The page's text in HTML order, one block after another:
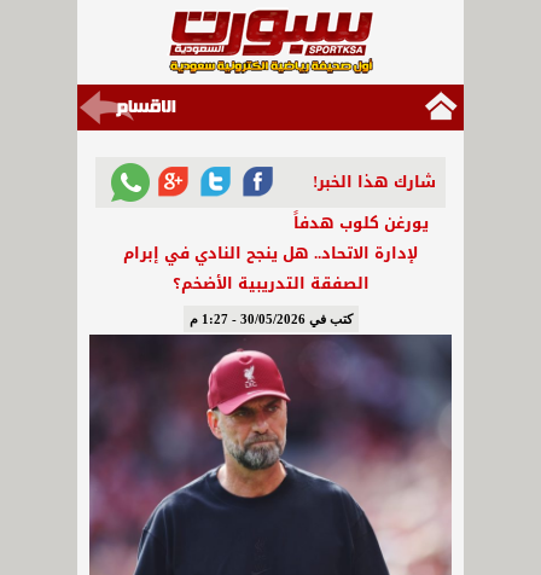
شارك هذا الخبر!
يورغن كلوب هدفاً
لإدارة الاتحاد.. هل ينجح النادي في إبرام
الصفقة التدريبية الأضخم؟
كتب في 30/05/2026 - 1:27 م